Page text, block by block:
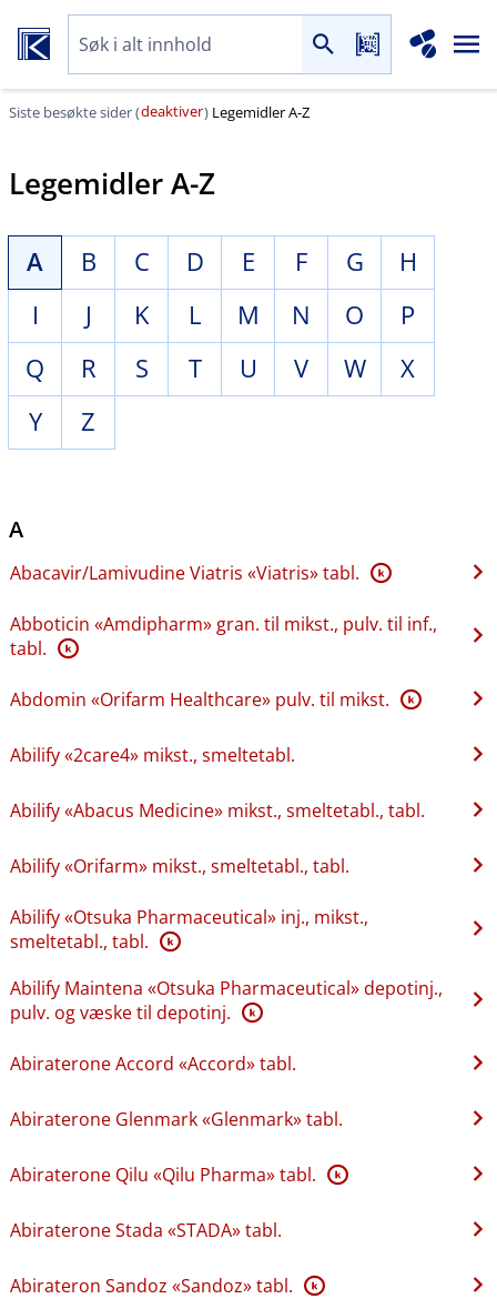
Siste besøkte sider (deaktiver) Legemidler A-Z
Legemidler A-Z
A B C D E F G
H
I
J K L M N O
P
Q
R S T U V W
X
Y
Z
A
Abacavir​/​Lamivudine Viatris «Viatris» tabl. K
Abboticin «Amdipharm» gran. til mikst., pulv. til inf.,
tabl. K
Abdomin «Orifarm Healthcare» pulv. til mikst. K
Abilify «2care4» mikst., smeltetabl.
Abilify «Abacus Medicine» mikst., smeltetabl., tabl.
Abilify «Orifarm» mikst., smeltetabl., tabl.
Abilify «Otsuka Pharmaceutical» inj., mikst.,
smeltetabl., tabl. K
Abilify Maintena «Otsuka Pharmaceutical» depotinj.,
pulv. og væske til depotinj. K
Abiraterone Accord «Accord» tabl.
Abiraterone Glenmark «Glenmark» tabl.
Abiraterone Qilu «Qilu Pharma» tabl. K
Abiraterone Stada «STADA» tabl.
Abirateron Sandoz «Sandoz» tabl. K